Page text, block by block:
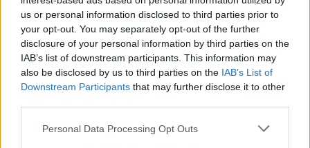
us or personal information disclosed to third parties prior to
your opt-out. You may separately opt-out of the further
disclosure of your personal information by third parties on the
IAB’s list of downstream participants. This information may
also be disclosed by us to third parties on the IAB’s List of
Downstream Participants that may further disclose it to other
Personal Data Processing Opt Outs
06.08.2026 - Bosch Powertrain s.r.o. • montážní dělník • mzda 44.700
týdenní zálohy na mzdu 2.000 Kč (Jihlava, okres Jihlava)
06.08.2026 - Bosch Powertrain s.r.o. Jihlava • práce ve skladu • mzda
48.400 Kč • náborový bonus 50.000 Kč • ubytování (Jihlava, okres
... další nabídky zaměstnání
Vybrané články